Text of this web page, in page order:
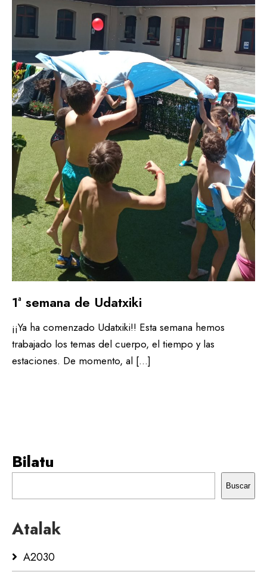
1ª semana de Udatxiki
¡¡Ya ha comenzado Udatxiki!! Esta semana hemos
trabajado los temas del cuerpo, el tiempo y las
estaciones. De momento, al […]
Bilatu
Buscar
Atalak
A2030